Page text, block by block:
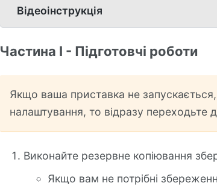
Відеоінструкція
Частина I - Підготовчі роботи
Якщо ваша приставка не
налаштування, то відразу переходьте
Виконайте резервне копіювання
Якщо вам не потрібні